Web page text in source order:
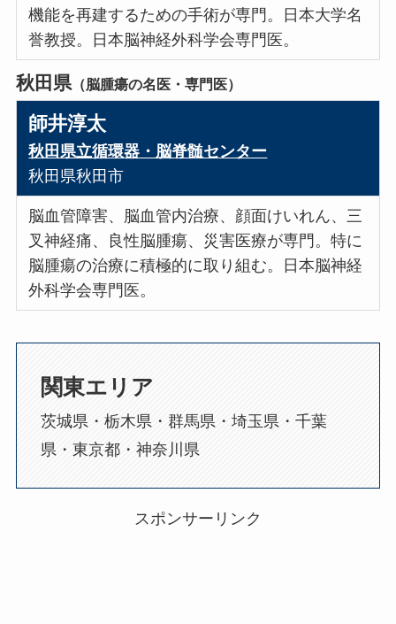
機能を再建するための手術が専門。日本大学名
誉教授。日本脳神経外科学会専門医。
秋田県（脳腫瘍の名医・専門医）
師井淳太
秋田県立循環器・脳脊髄センター
秋田県秋田市
脳血管障害、脳血管内治療、顔面けいれん、三
叉神経痛、良性脳腫瘍、災害医療が専門。特に
脳腫瘍の治療に積極的に取り組む。日本脳神経
外科学会専門医。
関東エリア
茨城県・栃木県・群馬県・埼玉県・千葉
県・東京都・神奈川県
スポンサーリンク